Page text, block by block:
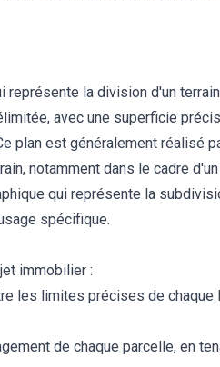
représente la division d'un
avec une superficie
plan est généralement réalisé
notamment dans le cadre
qui représente la
spécifique.
immobilier :
les limites précises de
de chaque parcelle, en